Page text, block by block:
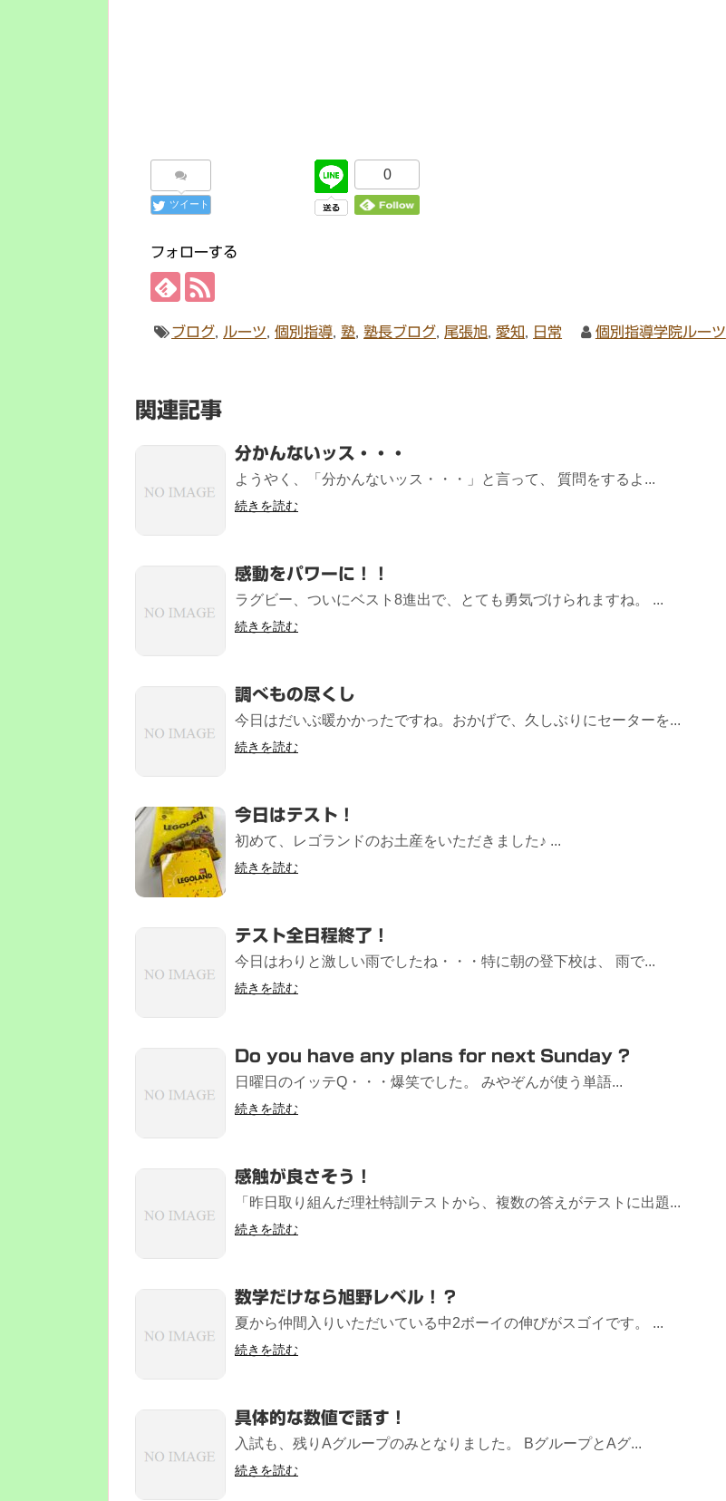
ツイート
0
フォローする
ブログ ルーツ ,個別指導 ,塾 ,塾長ブログ 尾張旭 愛知 日常 個別指導学院ルーツ
関連記事
分かんないッス・・・
ようやく、「分かんないッス・・・」と言って、 質問をするよ...
続きを読む
感動をパワーに！！
ラグビー、ついにベスト8進出で、とても勇気づけられますね。 ...
続きを読む
調べもの尽くし
今日はだいぶ暖かかったですね。おかげで、久しぶりにセーターを...
続きを読む
今日はテスト！
初めて、レゴランドのお土産をいただきました♪ ...
続きを読む
テスト全日程終了！
今日はわりと激しい雨でしたね・・・特に朝の登下校は、 雨で...
続きを読む
Do you have any plans for next Sunday ?
日曜日のイッテQ・・・爆笑でした。 みやぞんが使う単語...
続きを読む
感触が良さそう！
「昨日取り組んだ理社特訓テストから、複数の答えがテストに出題...
続きを読む
数学だけなら旭野レベル！？
夏から仲間入りいただいている中2ボーイの伸びがスゴイです。 ...
続きを読む
具体的な数値で話す！
入試も、残りAグループのみとなりました。 BグループとAグ...
続きを読む